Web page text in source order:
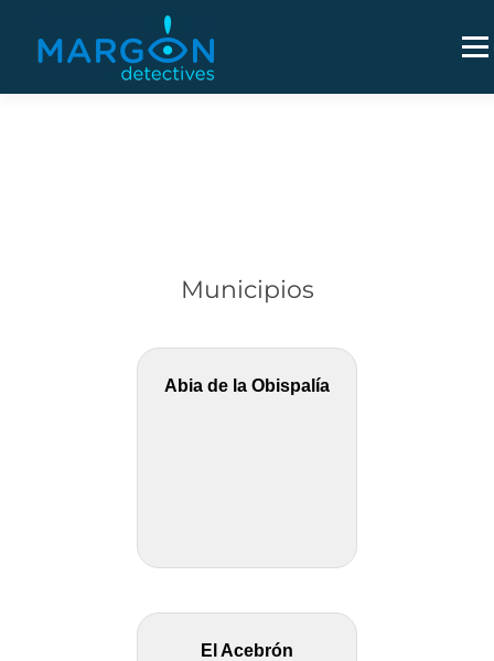
contenido
Municipios
Abia de la Obispalía
El Acebrón